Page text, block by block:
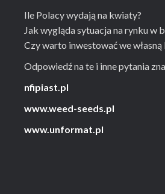
Ile Polacy wydają na kwiaty?
Jak wygląda sytuacja na rynku w
Czy warto inwestować we
Odpowiedź na te i inne pytania
nfipiast.pl
www.weed-seeds.pl
www.unformat.pl